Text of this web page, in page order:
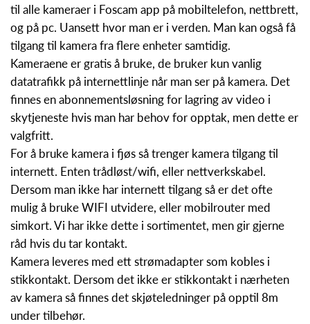
til alle kameraer i Foscam app på mobiltelefon, nettbrett,
og på pc. Uansett hvor man er i verden. Man kan også få
tilgang til kamera fra flere enheter samtidig.
Kameraene er gratis å bruke, de bruker kun vanlig
datatrafikk på internettlinje når man ser på kamera. Det
finnes en abonnementsløsning for lagring av video i
skytjeneste hvis man har behov for opptak, men dette er
valgfritt.
For å bruke kamera i fjøs så trenger kamera tilgang til
internett. Enten trådløst/wifi, eller nettverkskabel.
Dersom man ikke har internett tilgang så er det ofte
mulig å bruke WIFI utvidere, eller mobilrouter med
simkort. Vi har ikke dette i sortimentet, men gir gjerne
råd hvis du tar kontakt.
Kamera leveres med ett strømadapter som kobles i
stikkontakt. Dersom det ikke er stikkontakt i nærheten
av kamera så finnes det skjøteledninger på opptil 8m
under tilbehør.